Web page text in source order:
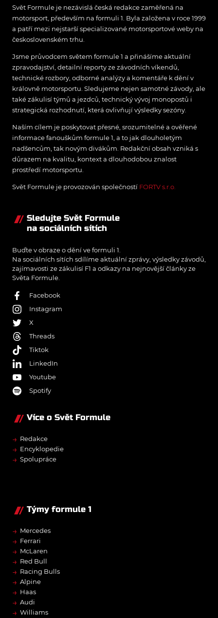
Svět Formule je nezávislá česká redakce zaměřená na
motorsport, především na formuli 1. Byla založena v roce 1999
a patří mezi nejstarší specializované motorsportové weby na
československém trhu.
Jsme průvodcem světem formule 1 a přinášíme aktuální
zpravodajství, detailní reporty ze závodních víkendů,
technické rozbory, odborné analýzy a komentáře k dění v
královně motorsportu. Sledujeme nejen samotné závody, ale
také zákulisí týmů a jezdců, technický vývoj monopostů i
strategická rozhodnutí, která ovlivňují výsledky sezóny.
Naším cílem je poskytovat přesné, srozumitelné a ověřené
informace fanouškům formule 1, a to jak dlouholetým
nadšencům, tak novým divákům. Redakční obsah vzniká s
důrazem na kvalitu, kontext a dlouhodobou znalost
prostředí motorsportu.
Svět Formule je provozován společností FORTV s.r.o.
Sledujte Svět Formule
na sociálních sítích
Buďte v obraze o dění ve formuli 1.
Na sociálních sítích sdílíme aktuální zprávy, výsledky závodů,
zajímavosti ze zákulisí F1 a odkazy na nejnovější články ze
Světa Formule.
Facebook
Instagram
X
Threads
Tiktok
LinkedIn
Youtube
Spotify
Více o Svět Formule
→ Redakce
→ Encyklopedie
→ Spolupráce
Týmy formule 1
→ Mercedes
→ Ferrari
→ McLaren
→ Red Bull
→ Racing Bulls
→ Alpine
→ Haas
→ Audi
→ Williams